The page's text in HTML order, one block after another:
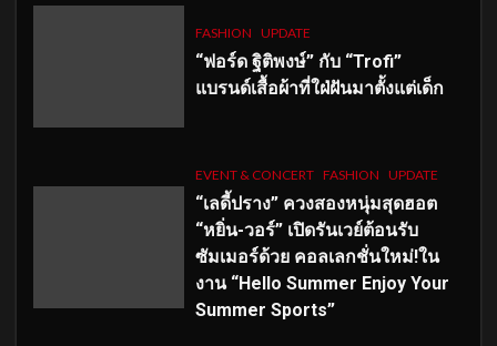
FASHION UPDATE
“ฟอร์ด ฐิติพงษ์” กับ “Trofi”
แบรนด์เสื้อผ้าที่ใฝ่ฝันมาตั้งแต่เด็ก
EVENT & CONCERT FASHION UPDATE
“เลดี้ปราง” ควงสองหนุ่มสุดฮอต
“หยิ่น-วอร์” เปิดรันเวย์ต้อนรับ
ซัมเมอร์ด้วย คอลเลกชั่นใหม่!ใน
งาน “Hello Summer Enjoy Your
Summer Sports”